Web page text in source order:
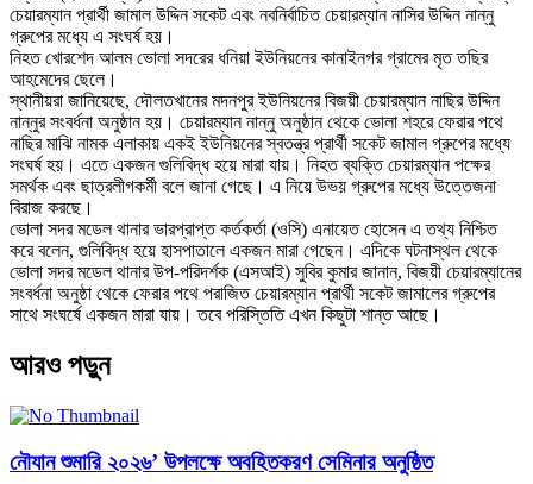
চেয়ারম্যান প্রার্থী জামাল উদ্দিন সকেট এবং নবনির্বাচিত চেয়ারম্যান নাসির উদ্দিন নান্নু
গ্রুপের মধ্যে এ সংঘর্ষ হয়।
নিহত খোরশেদ আলম ভোলা সদরের ধনিয়া ইউনিয়নের কানাইনগর গ্রামের মৃত তছির
আহমেদের ছেলে।
স্থানীয়রা জানিয়েছে, দৌলতখানের মদনপুর ইউনিয়নের বিজয়ী চেয়ারম্যান নাছির উদ্দিন
নান্নুর সংবর্ধনা অনুষ্ঠান হয়। চেয়ারম্যান নান্নু অনুষ্ঠান থেকে ভোলা শহরে ফেরার পথে
নাছির মাঝি নামক এলাকায় একই ইউনিয়নের স্বতন্ত্র প্রার্থী সকেট জামাল গ্রুপের মধ্যে
সংঘর্ষ হয়। এতে একজন গুলিবিদ্ধ হয়ে মারা যায়। নিহত ব্যক্তি চেয়ারম্যান পক্ষের
সমর্থক এবং ছাত্রলীগকর্মী বলে জানা গেছে। এ নিয়ে উভয় গ্রুপের মধ্যে উত্তেজনা
বিরাজ করছে।
ভোলা সদর মডেল থানার ভারপ্রাপ্ত কর্তকর্তা (ওসি) এনায়েত হোসেন এ তথ্য নিশ্চিত
করে বলেন, গুলিবিদ্ধ হয়ে হাসপাতালে একজন মারা গেছেন। এদিকে ঘটনাস্থল থেকে
ভোলা সদর মডেল থানার উপ-পরিদর্শক (এসআই) সুবির কুমার জানান, বিজয়ী চেয়ারম্যানের
সংবর্ধনা অনুষ্ঠা থেকে ফেরার পথে পরাজিত চেয়ারম্যান প্রার্থী সকেট জামালের গ্রুপের
সাথে সংঘর্ষে একজন মারা যায়। তবে পরিস্তিতি এখন কিছুটা শান্ত আছে।
আরও পড়ুন
নৌযান শুমারি ২০২৬’ উপলক্ষে অবহিতকরণ সেমিনার অনুষ্ঠিত